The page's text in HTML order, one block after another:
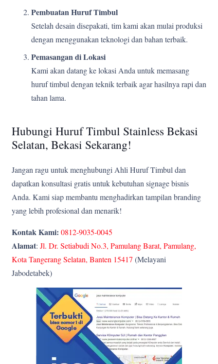
Pembuatan Huruf Timbul
Setelah desain disepakati, tim kami akan mulai produksi
dengan menggunakan teknologi dan bahan terbaik.
Pemasangan di Lokasi
Kami akan datang ke lokasi Anda untuk memasang
huruf timbul dengan teknik terbaik agar hasilnya rapi dan
tahan lama.
Hubungi Huruf Timbul Stainless Bekasi
Selatan, Bekasi Sekarang!
Jangan ragu untuk menghubungi Ahli Huruf Timbul dan
dapatkan konsultasi gratis untuk kebutuhan signage bisnis
Anda. Kami siap membantu menghadirkan tampilan branding
yang lebih profesional dan menarik!
Kontak Kami: 0812-9035-0045
Alamat: Jl. Dr. Setiabudi No.3, Pamulang Barat, Pamulang,
Kota Tangerang Selatan, Banten 15417 (Melayani
Jabodetabek)